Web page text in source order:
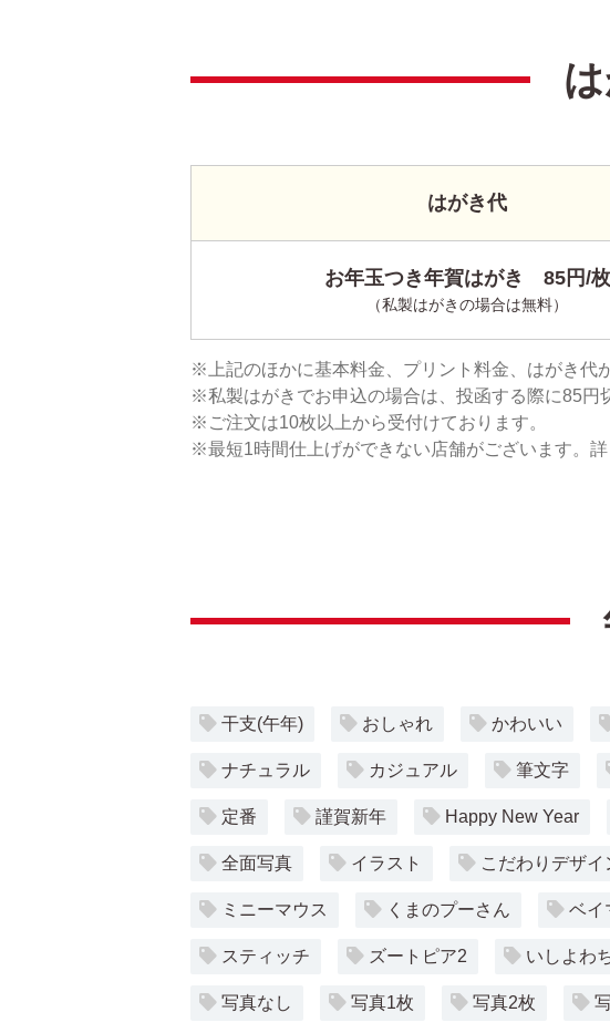
はがき代
お年玉つき年賀はがき 85円/枚
（私製はがきの場合は無料）
上記のほかに基本料金、プリント料金、はがき代
私製はがきでお申込の場合は、投函する際に85円
ご注文は10枚以上から受付けております。
最短1時間仕上げができない店舗がございます。
干支(午年) おしゃれ かわいい
ナチュラル カジュアル 筆文字
定番 謹賀新年 Happy New Year
全面写真 イラスト こだわりデザイ
ミニーマウス くまのプーさん ベイ
スティッチ ズートピア2 いしよわ
写真なし 写真1枚 写真2枚